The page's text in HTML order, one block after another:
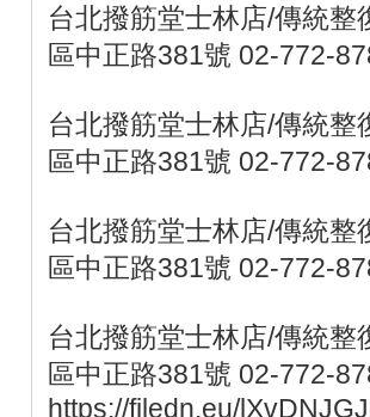
台北撥筋堂士林店/傳統
區中正路381號 02-772-
台北撥筋堂士林店/傳統
區中正路381號 02-772-
台北撥筋堂士林店/傳統
區中正路381號 02-772-
台北撥筋堂士林店/傳統
區中正路381號 02-772-
https://filedn.eu/